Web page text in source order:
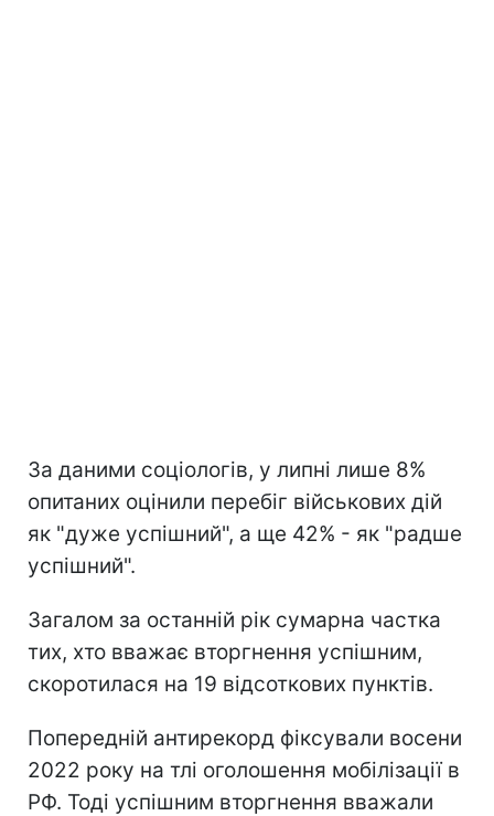
За даними соціологів, у липні лише 8%
опитаних оцінили перебіг військових дій
як "дуже успішний", а ще 42% - як "радше
успішний".
Загалом за останній рік сумарна частка
тих, хто вважає вторгнення успішним,
скоротилася на 19 відсоткових пунктів.
Попередній антирекорд фіксували восени
2022 року на тлі оголошення мобілізації в
РФ. Тоді успішним вторгнення вважали